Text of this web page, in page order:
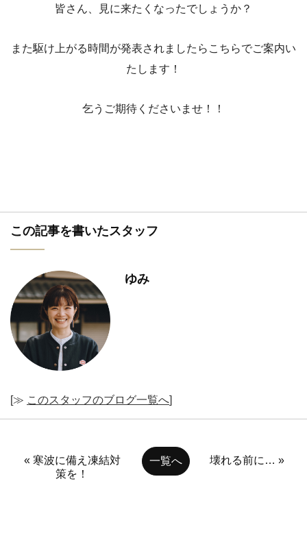
皆さん、見に来たくなったでしょうか？
また駆け上がる時間が発表されましたらこちらでご案内い
たします！
乞うご期待くださいませ！！
この記事を書いたスタッフ
ゆみ
[≫ このスタッフのブログ一覧へ]
« 寒波に備え凍結対
策を！
一覧へ 壊れる前に… »